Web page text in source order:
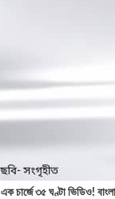
এক চার্জে ৩৫ ঘণ্টা ভিডিও!